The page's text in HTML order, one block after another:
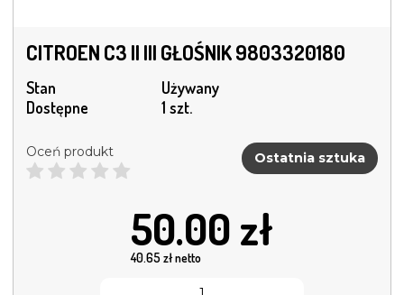
CITROEN C3 II III GŁOŚNIK 9803320180
Stan
Używany
Dostępne
1 szt.
Oceń produkt Ostatnia sztuka
50.00 zł
40.65zł netto